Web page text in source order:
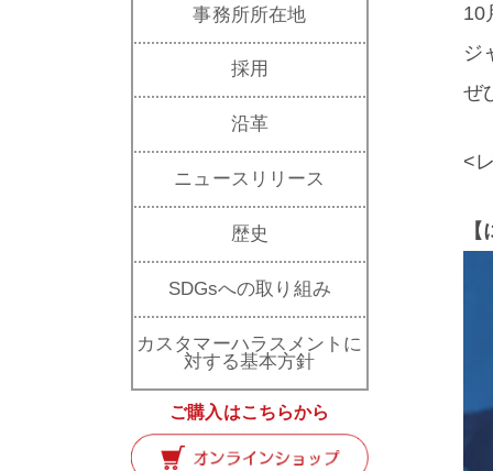
事務所所在地
採用
沿革
ニュースリリース
歴史
SDGsへの取り組み
カスタマーハラスメントに
対する基本方針
ご購入はこちらから
10
ジ
ぜ
<